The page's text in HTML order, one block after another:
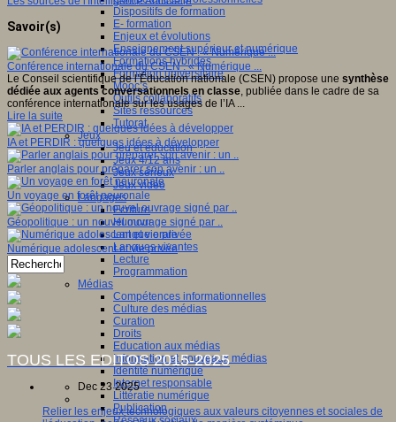
Dispositifs de formation
E- formation
Enjeux et évolutions
Enseignement supérieur et numérique
Formations hybrides
Formation universitaire
Mooc’s
Outils collaboratifs
Sites ressources
Tutorat
Jeux
Jeu et éducation
Jeux 4/12 ans
Jeux sérieux
Jeux vidéo
Langages
Ecriture
Humour
Langue orale
Langues vivantes
Lecture
Programmation
Médias
Compétences informationnelles
Culture des médias
Curation
Droits
Education aux médias
Information et nouveaux médias
Identité numérique
Internet responsable
Littératie numérique
Publication
Savoir(s)
Conférence internationale du CSEN : « Numérique ...
Le Conseil scientifique de l’Éducation nationale (CSEN) propose une synthèse
dédiée aux agents conversationnels en classe, publiée dans le cadre de sa
conférence internationale sur les usages de l’IA ...
Lire la suite
IA et PERDIR : quelques idées à développer
Parler anglais pour préparer son avenir : un ..
Un voyage en forêt neuronale
Géopolitique : un nouvel ouvrage signé par ..
Numérique adolescent et vie privée
TOUS LES EDITOS 2015-2025
Dec 23 2025
Relier les enjeux technologiques aux valeurs citoyennes et sociales de